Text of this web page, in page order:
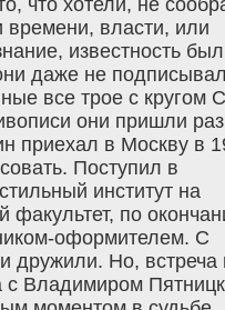
времени, власти, или
известность
даже не
все трое с кругом
они пришли
приехал в Москву в
Поступил в
институт на
факультет, по
оформителем. С
дружили. Но, встреча
с Владимиром